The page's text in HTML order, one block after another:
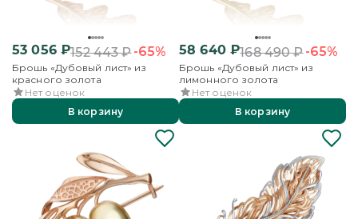
53 056₽152 443₽-65%
Брошь «Дубовый лист» из
красного золота
Нет оценок
В корзину
58 640₽168 490₽-65%
Брошь «Дубовый лист» из
лимонного золота
Нет оценок
В корзину